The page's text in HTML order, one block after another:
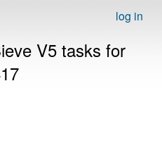
log in
V5 tasks for